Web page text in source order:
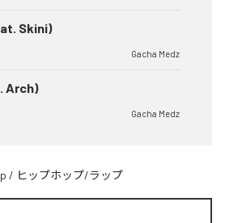
Skini)
Gacha Medz
Arch)
Gacha Medz
/ ヒップホップ/ラップ